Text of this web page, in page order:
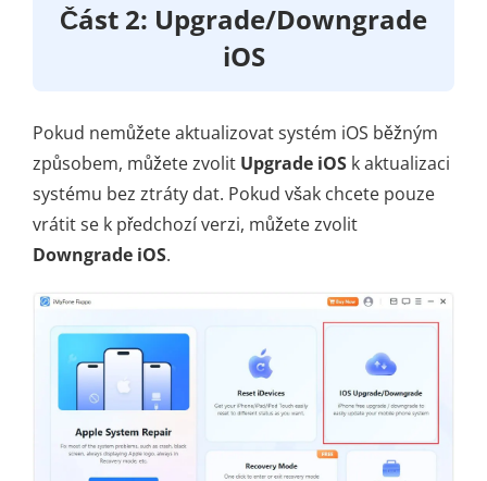
Část 2: Upgrade/Downgrade
iOS
Pokud nemůžete aktualizovat systém iOS běžným
způsobem, můžete zvolit Upgrade iOS k aktualizaci
systému bez ztráty dat. Pokud však chcete pouze
vrátit se k předchozí verzi, můžete zvolit
Downgrade iOS.